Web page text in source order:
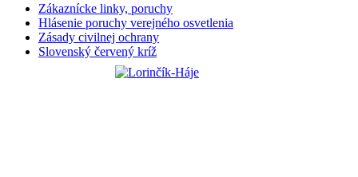
Zákaznícke linky, poruchy
Hlásenie poruchy verejného osvetlenia
Zásady civilnej ochrany
Slovenský červený kríž